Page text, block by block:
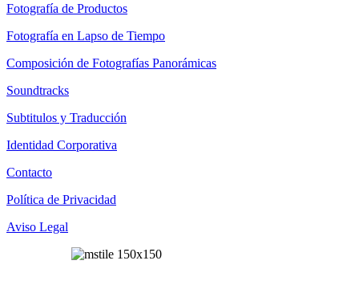
Fotografía de Productos
Fotografía en Lapso de Tiempo
Composición de Fotografías Panorámicas
Soundtracks
Subtitulos y Traducción
Identidad Corporativa
Contacto
Política de Privacidad
Aviso Legal